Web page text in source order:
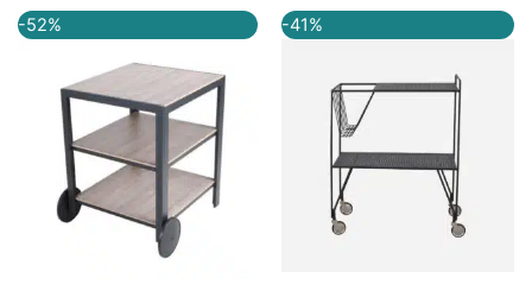
-52%
oprindelige
pris
2.699,00 kr..
aktuelle
er:
1.299,00 kr..
-41%
oprindelige
var:
2.700,00 kr..
aktuelle